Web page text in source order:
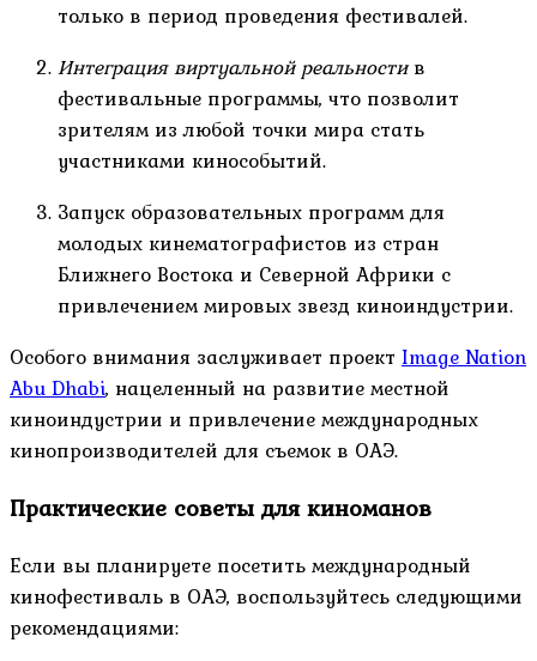
только в период проведения фестивалей.
Интеграция виртуальной реальностив
фестивальные программы, что позволит
зрителям из любой точки мира стать
участниками кинособытий.
Запуск образовательных программ для
молодых кинематографистов из стран
Ближнего Востока и Северной Африки с
привлечением мировых звезд киноиндустрии.
Особого внимания заслуживает проект Image Nation
Abu Dhabi, нацеленный на развитие местной
киноиндустрии и привлечение международных
кинопроизводителей для съемок в ОАЭ.
Практические советы для киноманов
Если вы планируете посетить международный
кинофестиваль в ОАЭ, воспользуйтесь следующими
рекомендациями: